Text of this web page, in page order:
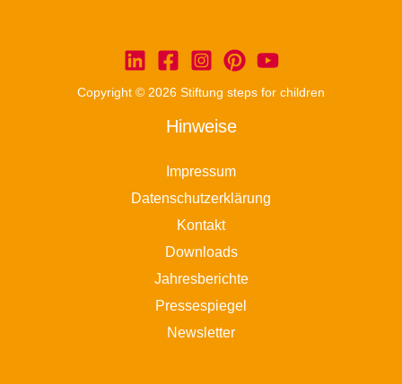
Copyright © 2026 Stiftung steps for children
Hinweise
Impressum
Datenschutzerklärung
Kontakt
Downloads
Jahresberichte
Pressespiegel
Newsletter